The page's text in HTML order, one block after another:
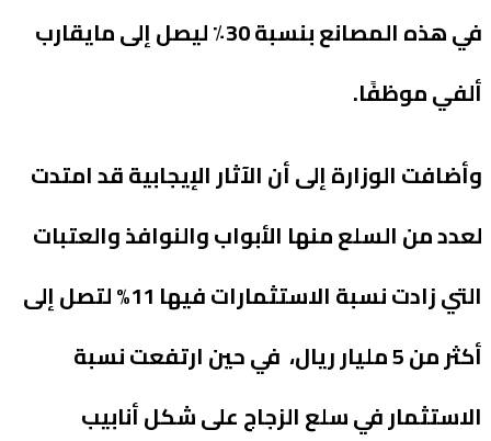
في هذه المصانع بنسبة 30٪ ليصل إلى مايقارب
ألفي موظفًا.
وأضافت الوزارة إلى أن الآثار الإيجابية قد امتدت
لعدد من السلع منها الأبواب والنوافذ والعتبات
التي زادت نسبة الاستثمارات فيها 11% لتصل إلى
أكثر من 5 مليار ريال، في حين ارتفعت نسبة
الاستثمار في سلع الزجاج على شكل أنابيب